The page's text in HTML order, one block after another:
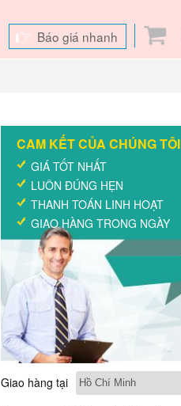
Báo giá nhanh
CAM KẾT CỦA CHÚNG TÔI
GIÁ TỐT NHẤT
LUÔN ĐÚNG HẸN
THANH TOÁN LINH HOẠT
GIAO HÀNG TRONG NGÀY
Giao hàng tại